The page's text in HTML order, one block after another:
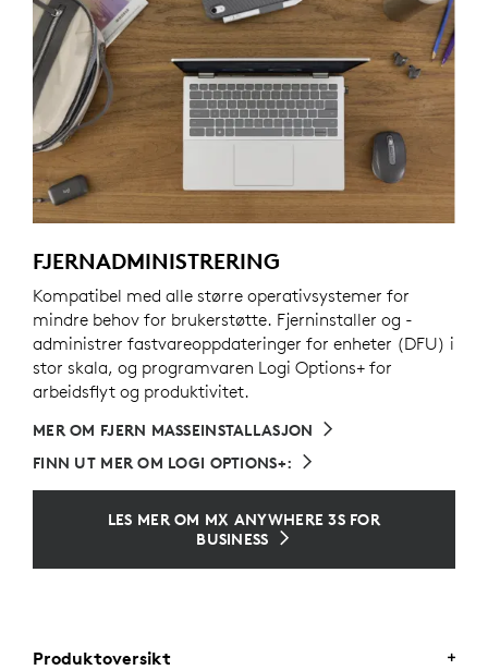
FJERNADMINISTRERING
Kompatibel med alle større operativsystemer for
mindre behov for brukerstøtte. Fjerninstaller og -
administrer fastvareoppdateringer for enheter (DFU) i
stor skala, og programvaren Logi Options+ for
arbeidsflyt og produktivitet.
MER OM FJERN MASSEINSTALLASJON
FINN UT MER OM LOGI OPTIONS+:
LES MER OM MX ANYWHERE 3S FOR
BUSINESS
Produktoversikt